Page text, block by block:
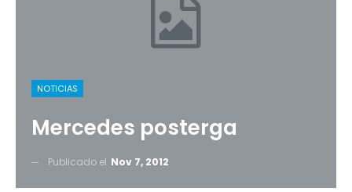
NOTICIAS
Mercedes posterga
Publicado el Nov 7, 2012